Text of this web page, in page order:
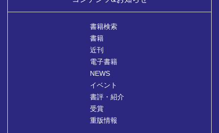
書籍検索
書籍
近刊
電子書籍
NEWS
イベント
書評・紹介
受賞
重版情報